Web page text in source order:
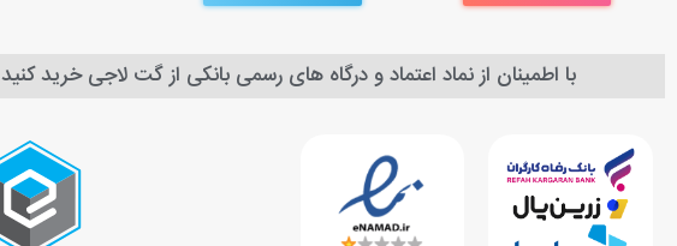
با اطمینان از نماد اعتماد و درگاه های رسمی بانکی از گت لاجی خرید کنید